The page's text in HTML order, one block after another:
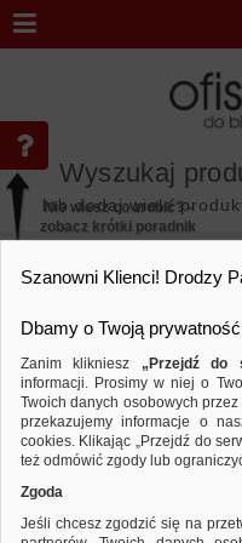
Wyszukaj
lub dodaj wiele
Porównaj
Nie wiesz co zrobić? -
zobacz krótki poradnik
Szanowni Klienci! Drodzy
Dbamy o Twoją prywatność
Zanim klikniesz „Przejdź do
informacji. Prosimy w niej o
Twoich danych osobowych
przekazujemy informacje o
cookies. Klikając „Przejdź do
też odmówić zgody lub
Zgoda
Jeśli chcesz zgodzić się na